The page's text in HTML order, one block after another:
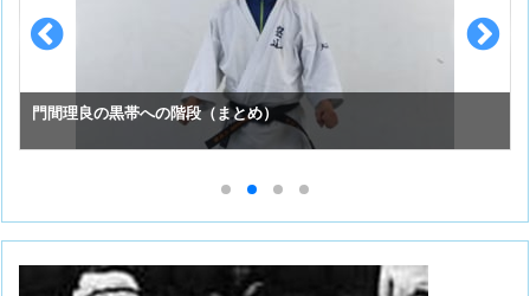
スーパーセーフのお手入れ （①初めての投稿）